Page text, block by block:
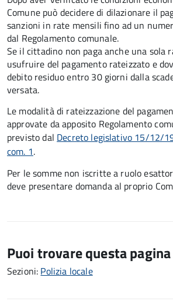
Comune può decidere di dilazionare il
sanzioni in rate mensili fino ad un
dal Regolamento comunale.
Se il cittadino non paga anche una sola
usufruire del pagamento rateizzato e
debito residuo entro 30 giorni dalla
versata.
Le modalità di rateizzazione del
approvate da apposito Regolamento
previsto dal Decreto legislativo 15/12/
com. 1.
Per le somme non iscritte a ruolo
deve presentare domanda al proprio
Puoi trovare questa
Sezioni: Polizia locale